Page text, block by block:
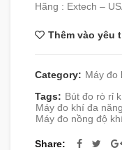
Hãng : Extech –
Thêm vào yêu
Category: Máy đo
Tags: Bút đo rò rỉ
Máy đo khí đa năng
Máy đo nồng độ
Share